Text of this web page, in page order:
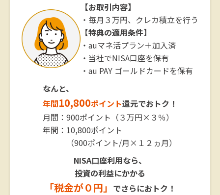
【お取引内容】
・毎月３万円、クレカ積立を行う
【特典の適用条件】
・auマネ活プラン＋加入済
・当社でNISA口座を保有
・au PAY ゴールドカードを保有
なんと、
年間10,800ポイント還元でおトク！
月間：900ポイント（３万円×３％）
年間：10,800ポイント
（900ポイント/月×１２ヵ月）
NISA口座利用なら、
投資の利益にかかる
「税金が０円」 でさらにおトク！